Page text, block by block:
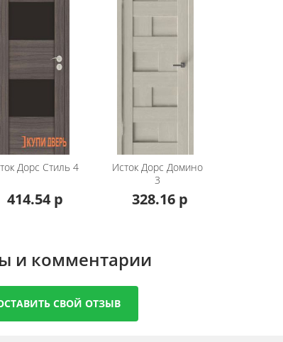
уплотнителем 75*30*2100 мм и
желанию возможно приобретение доборных
планку. За дополнительную стоимость возможна
у менеджера.
вставками вместо стекол + 10% к стоимости
размеров +20% к стоимости полотна: 190,
изделиями серии техно в цветах :
коробку и наличник в цветах: дуб мавелла ,белое
в остальныемежкомнатные двери экошпон
Дорс Стиль 4
414.54 р
Исток Дорс Домино
3
328.16 р
и комментарии
СВОЙ ОТЗЫВ